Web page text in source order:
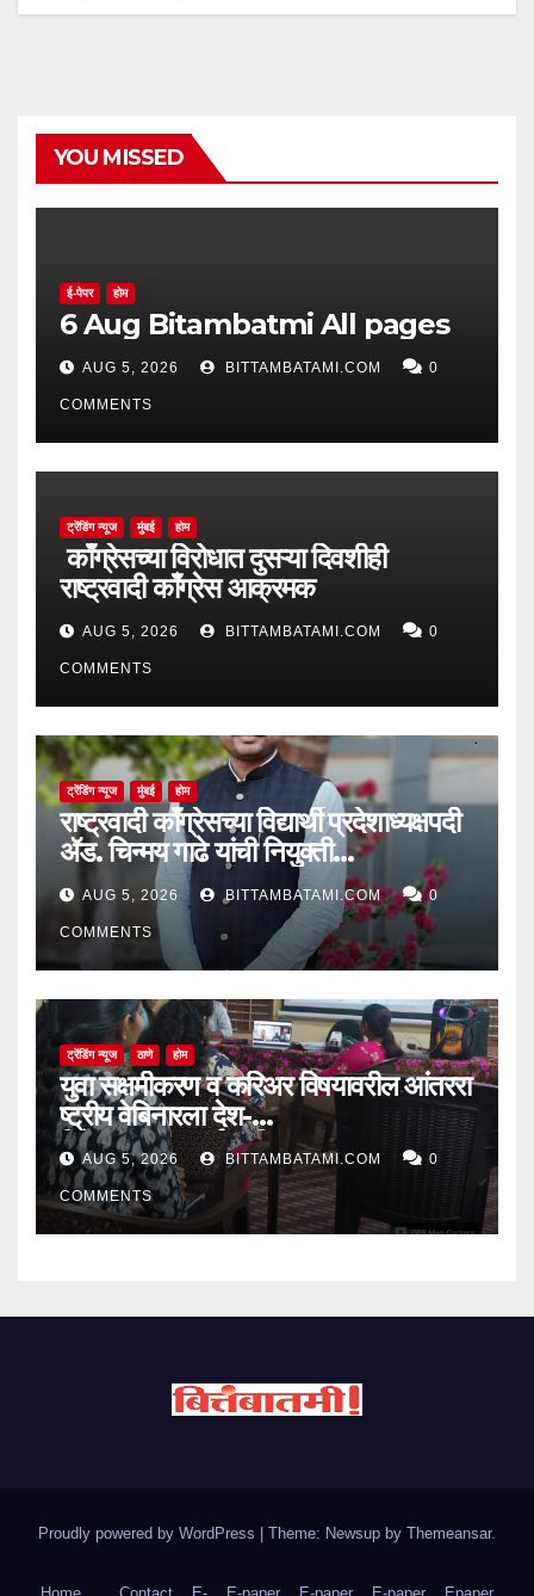
YOU MISSED
ई-पेपर होम
6 Aug Bitambatmi All pages
AUG 5, 2026 BITTAMBATAMI.COM 0
COMMENTS
ट्रेंडिंग न्यूज मुंबई होम
काँग्रेसच्या विरोधात दुसऱ्या दिवशीही
राष्ट्रवादी काँग्रेस आक्रमक
AUG 5, 2026 BITTAMBATAMI.COM 0
COMMENTS
ट्रेंडिंग न्यूज मुंबई होम
राष्ट्रवादी काँग्रेसच्या विद्यार्थी प्रदेशाध्यक्षपदी
ॲड. चिन्मय गाढे यांची नियुक्ती…
AUG 5, 2026 BITTAMBATAMI.COM 0
COMMENTS
ट्रेंडिंग न्यूज ठाणे होम
युवा सक्षमीकरण व करिअर विषयावरील आंतररा
ष्ट्रीय वेबिनारला देश-
विदेशातून उत्स्फूर्त प्रतिसाद
AUG 5, 2026 BITTAMBATAMI.COM 0
COMMENTS
Proudly powered by WordPress | Theme: Newsup by Themeansar.